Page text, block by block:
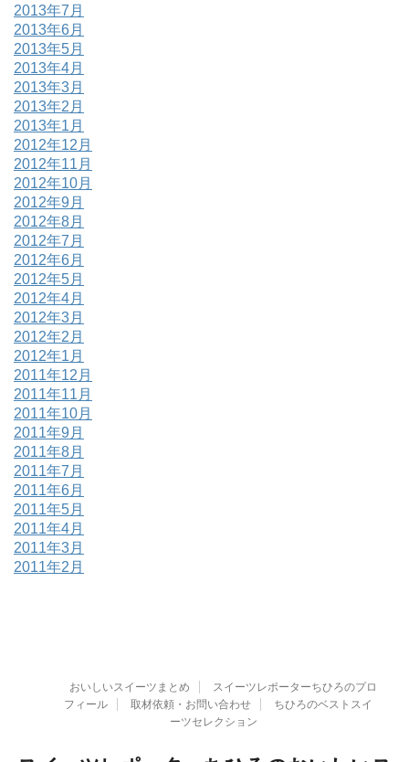
2013年7月
2013年6月
2013年5月
2013年4月
2013年3月
2013年2月
2013年1月
2012年12月
2012年11月
2012年10月
2012年9月
2012年8月
2012年7月
2012年6月
2012年5月
2012年4月
2012年3月
2012年2月
2012年1月
2011年12月
2011年11月
2011年10月
2011年9月
2011年8月
2011年7月
2011年6月
2011年5月
2011年4月
2011年3月
2011年2月
おいしいスイーツまとめ
スイーツレポーターちひろのプロ
フィール
取材依頼・お問い合わせ
ちひろのベストスイ
ーツセレクション